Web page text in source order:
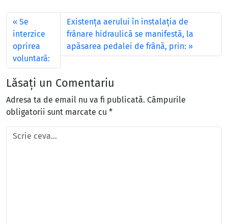
Se
interzice
oprirea
voluntară:
Existenţa aerului în instalaţia de
frânare hidraulică se manifestă, la
apăsarea pedalei de frână, prin:
Lăsați un Comentariu
Adresa ta de email nu va fi publicată. Câmpurile
obligatorii sunt marcate cu *